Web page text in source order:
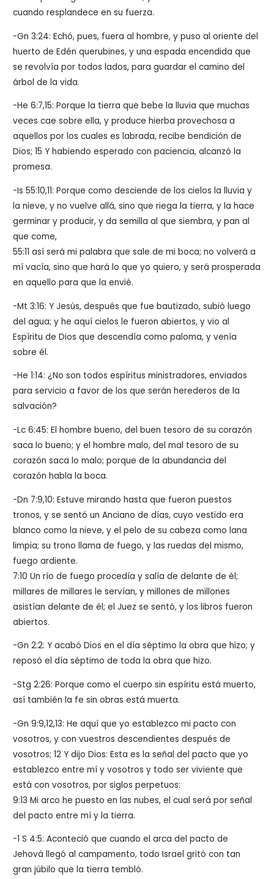
cuando resplandece en su fuerza.
-Gn 3:24: Echó, pues, fuera al hombre, y puso al oriente del
huerto de Edén querubines, y una espada encendida que
se revolvía por todos lados, para guardar el camino del
árbol de la vida.
-He 6:7,15: Porque la tierra que bebe la lluvia que muchas
veces cae sobre ella, y produce hierba provechosa a
aquellos por los cuales es labrada, recibe bendición de
Dios; 15 Y habiendo esperado con paciencia, alcanzó la
promesa.
-Is 55:10,11: Porque como desciende de los cielos la lluvia y
la nieve, y no vuelve allá, sino que riega la tierra, y la hace
germinar y producir, y da semilla al que siembra, y pan al
que come,
55:11 así será mi palabra que sale de mi boca; no volverá a
mí vacía, sino que hará lo que yo quiero, y será prosperada
en aquello para que la envié.
-Mt 3:16: Y Jesús, después que fue bautizado, subió luego
del agua; y he aquí cielos le fueron abiertos, y vio al
Espíritu de Dios que descendía como paloma, y venía
sobre él.
-He 1:14: ¿No son todos espíritus ministradores, enviados
para servicio a favor de los que serán herederos de la
salvación?
-Lc 6:45: El hombre bueno, del buen tesoro de su corazón
saca lo bueno; y el hombre malo, del mal tesoro de su
corazón saca lo malo; porque de la abundancia del
corazón habla la boca.
-Dn 7:9,10: Estuve mirando hasta que fueron puestos
tronos, y se sentó un Anciano de días, cuyo vestido era
blanco como la nieve, y el pelo de su cabeza como lana
limpia; su trono llama de fuego, y las ruedas del mismo,
fuego ardiente.
7:10 Un río de fuego procedía y salía de delante de él;
millares de millares le servían, y millones de millones
asistían delante de él; el Juez se sentó, y los libros fueron
abiertos.
-Gn 2:2: Y acabó Dios en el día séptimo la obra que hizo; y
reposó el día séptimo de toda la obra que hizo.
-Stg 2:26: Porque como el cuerpo sin espíritu está muerto,
así también la fe sin obras está muerta.
-Gn 9:9,12,13: He aquí que yo establezco mi pacto con
vosotros, y con vuestros descendientes después de
vosotros; 12 Y dijo Dios: Esta es la señal del pacto que yo
establezco entre mí y vosotros y todo ser viviente que
está con vosotros, por siglos perpetuos:
9:13 Mi arco he puesto en las nubes, el cual será por señal
del pacto entre mí y la tierra.
-1 S 4:5: Aconteció que cuando el arca del pacto de
Jehová llegó al campamento, todo Israel gritó con tan
gran júbilo que la tierra tembló.